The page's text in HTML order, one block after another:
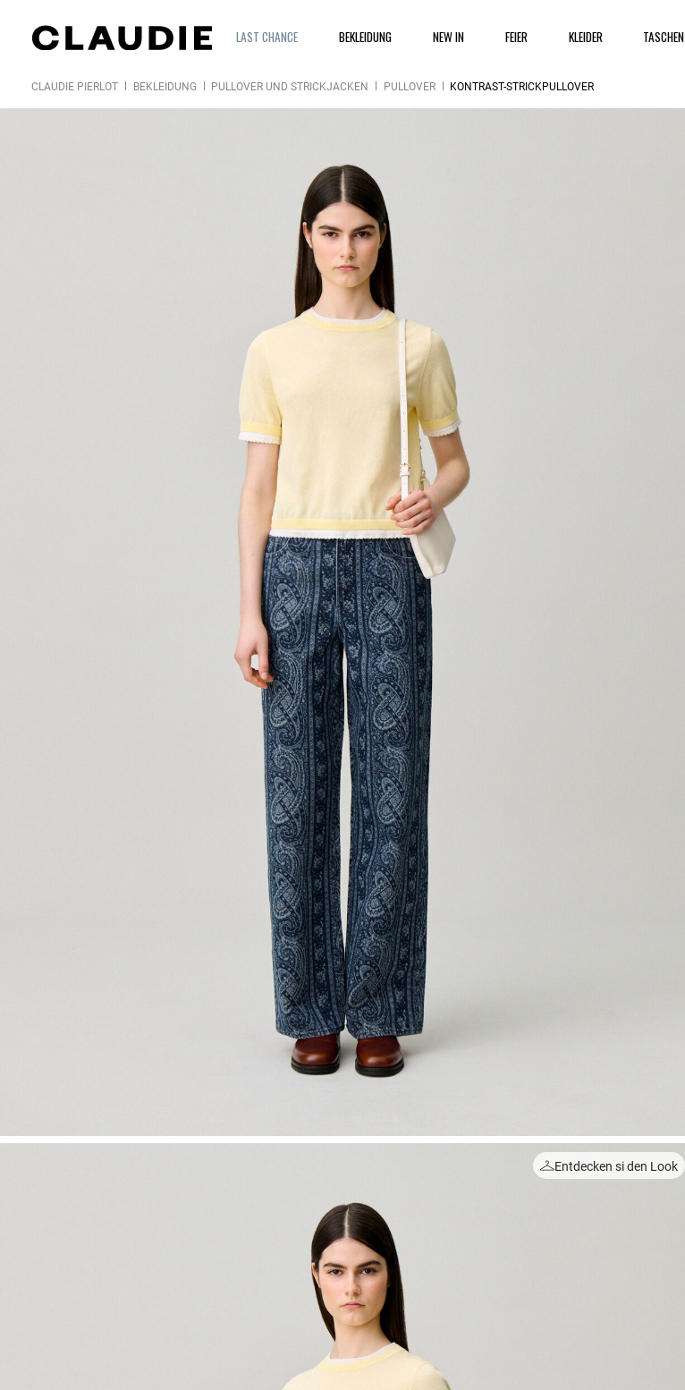
LAST CHANCE BEKLEIDUNG NEW IN FEIER KLEIDER TASCHEN
CLAUDIE PIERLOT BEKLEIDUNG PULLOVER UND STRICKJACKEN PULLOVER KONTRAST-STRICKPULLOVER
Entdecken si den Look